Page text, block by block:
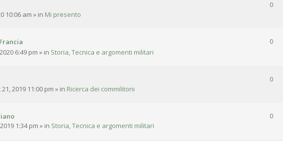
10:06 am » in Mi presento
0
6:49 pm » in Storia, Tecnica e argomenti militari
0
2019 11:00 pm » in Ricerca dei commilitoni
0
1:34 pm » in Storia, Tecnica e argomenti militari
0